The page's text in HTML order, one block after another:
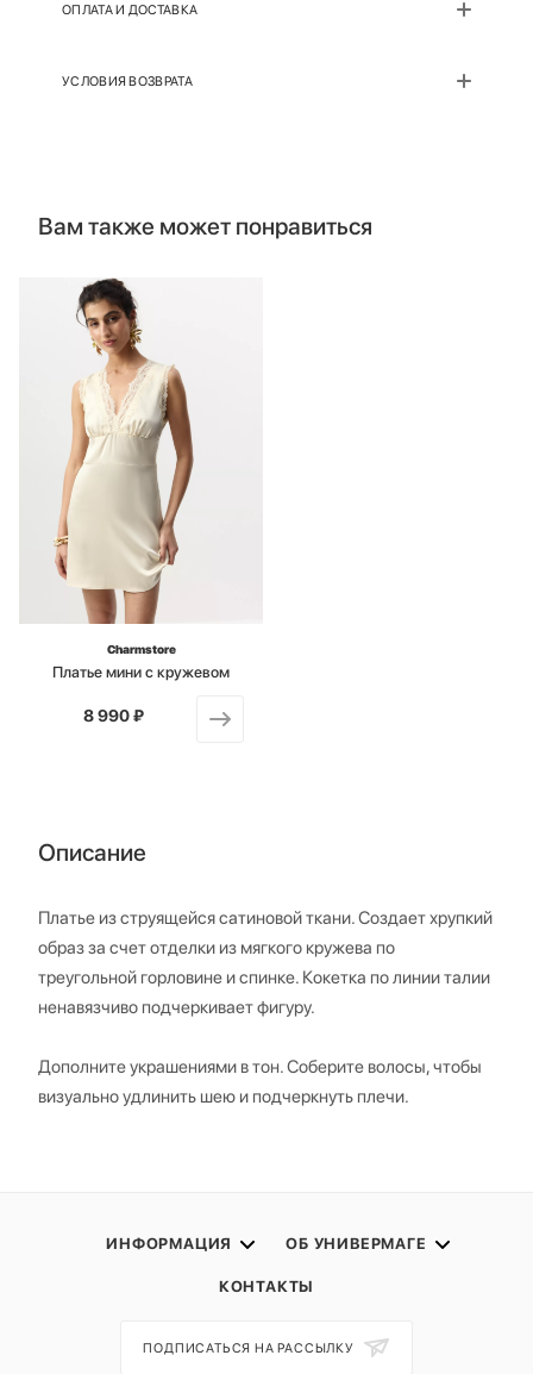
ОПЛАТА И ДОСТАВКА
УСЛОВИЯ ВОЗВРАТА
Вам также может понравиться
Charmstore
Платье мини с кружевом
от
8 990 ₽
Описание
Платье из струящейся сатиновой ткани. Создает хрупкий
образ за счет отделки из мягкого кружева по
треугольной горловине и спинке. Кокетка по линии талии
ненавязчиво подчеркивает фигуру.
Дополните украшениями в тон. Соберите волосы, чтобы
визуально удлинить шею и подчеркнуть плечи.
ИНФОРМАЦИЯ ОБ УНИВЕРМАГЕ
КОНТАКТЫ
ПОДПИСАТЬСЯ НА РАССЫЛКУ